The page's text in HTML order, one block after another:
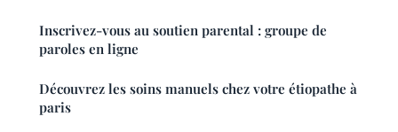
Inscrivez-vous au soutien parental : groupe de
paroles en ligne
Découvrez les soins manuels chez votre étiopathe à
paris